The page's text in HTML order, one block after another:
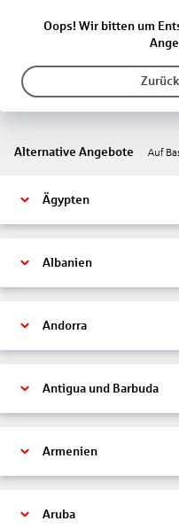
Oops! Wir bitten um
Alternative Angebote Auf
Ägypten
Albanien
Andorra
Antigua und Barbuda
Armenien
Aruba